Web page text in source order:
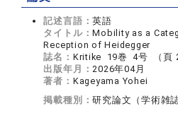
記述言語：英語
タイトル：Mobility as a
Reception of Heidegger
誌名： Kritike 19巻 4号 （頁
出版年月：2026年04月
著者： Kageyama Yohei
掲載種別：研究論文（学術雑誌